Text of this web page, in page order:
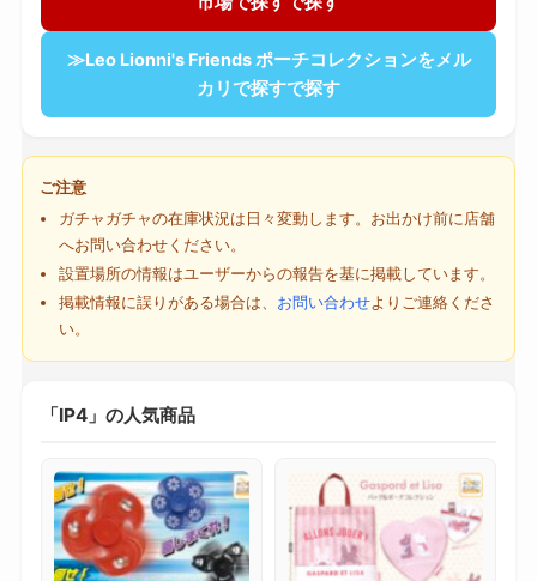
≫Leo Lionni's Friends ポーチコレクションをメル
カリで探すで探す
ご注意
ガチャガチャの在庫状況は日々変動します。お出かけ前に店舗
へお問い合わせください。
設置場所の情報はユーザーからの報告を基に掲載しています。
掲載情報に誤りがある場合は、 お問い合わせよりご連絡くださ
い。
「IP4」の人気商品